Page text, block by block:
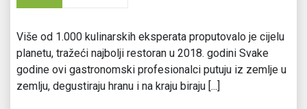
Više od 1.000 kulinarskih eksperata proputovalo je cijelu
planetu, tražeći najbolji restoran u 2018. godini Svake
godine ovi gastronomski profesionalci putuju iz zemlje u
zemlju, degustiraju hranu i na kraju biraju [...]